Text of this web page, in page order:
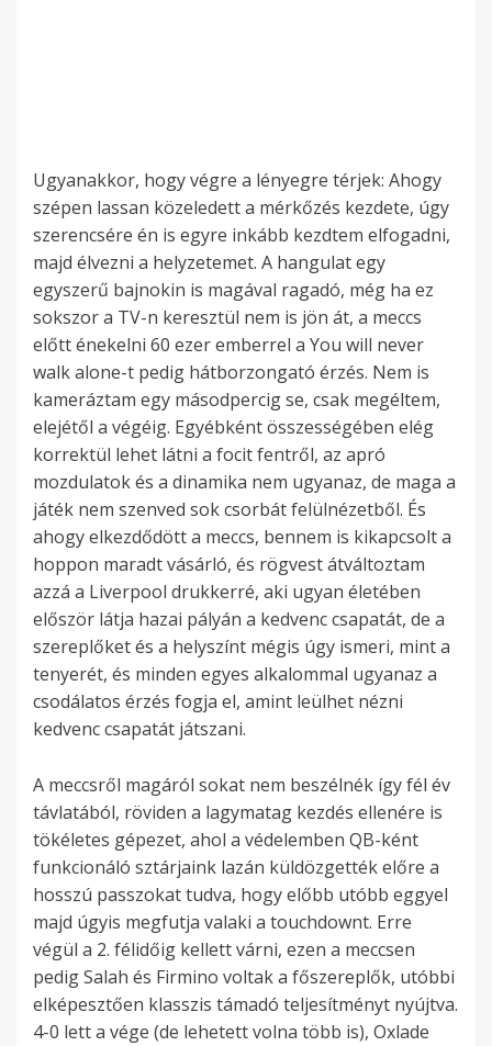
Ugyanakkor, hogy végre a lényegre térjek: Ahogy
szépen lassan közeledett a mérkőzés kezdete, úgy
szerencsére én is egyre inkább kezdtem elfogadni,
majd élvezni a helyzetemet. A hangulat egy
egyszerű bajnokin is magával ragadó, még ha ez
sokszor a TV-n keresztül nem is jön át, a meccs
előtt énekelni 60 ezer emberrel a You will never
walk alone-t pedig hátborzongató érzés. Nem is
kameráztam egy másodpercig se, csak megéltem,
elejétől a végéig. Egyébként összességében elég
korrektül lehet látni a focit fentről, az apró
mozdulatok és a dinamika nem ugyanaz, de maga a
játék nem szenved sok csorbát felülnézetből. És
ahogy elkezdődött a meccs, bennem is kikapcsolt a
hoppon maradt vásárló, és rögvest átváltoztam
azzá a Liverpool drukkerré, aki ugyan életében
először látja hazai pályán a kedvenc csapatát, de a
szereplőket és a helyszínt mégis úgy ismeri, mint a
tenyerét, és minden egyes alkalommal ugyanaz a
csodálatos érzés fogja el, amint leülhet nézni
kedvenc csapatát játszani.
A meccsről magáról sokat nem beszélnék így fél év
távlatából, röviden a lagymatag kezdés ellenére is
tökéletes gépezet, ahol a védelemben QB-ként
funkcionáló sztárjaink lazán küldözgették előre a
hosszú passzokat tudva, hogy előbb utóbb eggyel
majd úgyis megfutja valaki a touchdownt. Erre
végül a 2. félidőig kellett várni, ezen a meccsen
pedig Salah és Firmino voltak a főszereplők, utóbbi
elképesztően klasszis támadó teljesítményt nyújtva.
4-0 lett a vége (de lehetett volna több is), Oxlade